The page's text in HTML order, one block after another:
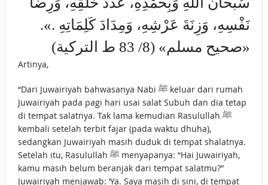
نَفْسِهِ، وَزِنَةَ عَرْشِهِ، وَمِدَادَ كَلِمَاتِهِ .».
«صحيح مسلم» (8/ 83 ط التركية)
Artinya,
“Dari Juwairiyah bahwasanya Nabi ﷺ keluar dari rumah
Juwairiyah pada pagi hari usai salat Subuh dan dia tetap
di tempat salatnya. Tak lama kemudian Rasulullah ﷺ
kembali setelah terbit fajar (pada waktu dhuha),
sedangkan Juwairiyah masih duduk di tempat shalatnya.
Setelah itu, Rasulullah ﷺ menyapanya: “Hai Juwairiyah,
kamu masih belum beranjak dari tempat salatmu?”
Juwairiyah menjawab: ‘Ya. Saya masih di sini, di tempat